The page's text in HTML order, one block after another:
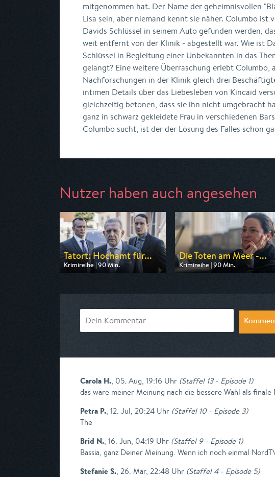
mitgenommen hat. Der Name der geheimnisvollen
Lisa sein, aber niemand kennt sie näher. Columbo ist
Davids Schlüssel in seinem Auto gefunden werden,
weit entfernt von der Klinik - abgestellt war. Wie ist
Schlüssel in Begleitung einer Unbekannten in das
gelangt? Eine weitere Überraschung erlebt Columbo,
Nachforschungen in der Klinik gleich drei
intimen Details über das Liebesleben von Kincaid
gleichzeitig betonen, dass sie ihn nicht umgebracht
ganz in schwarz gekleidete Frau in verschiedenen
Columbo sucht, ist der der Lösung des Falles schon
Nutzer haben auch angesehen
Tatort: Hochamt für...
Krimireihe | 90 Min.
Ausgestrahlt von BR
Die Toten am Meer -...
Krimireihe | 90 Min.
Ausgestrahlt von ARD
Carola H., 05. Aug, 19:16 Uhr (Staffel 13 - Episode 1)
das wäre meiner Meinung nach die bessere Wahl als finale
Petra P., 12. Jul, 20:24 Uhr (Staffel 10 - Episode 3)
The
Brid N., 16. Jun, 04:19 Uhr (Staffel 9 - Episode 1)
Bassia, ganz Deiner Meinung. Wenn ich noch einmal
Stefanie S., 26. Mär, 22:48 Uhr (Staffel 4 - Episode 5)